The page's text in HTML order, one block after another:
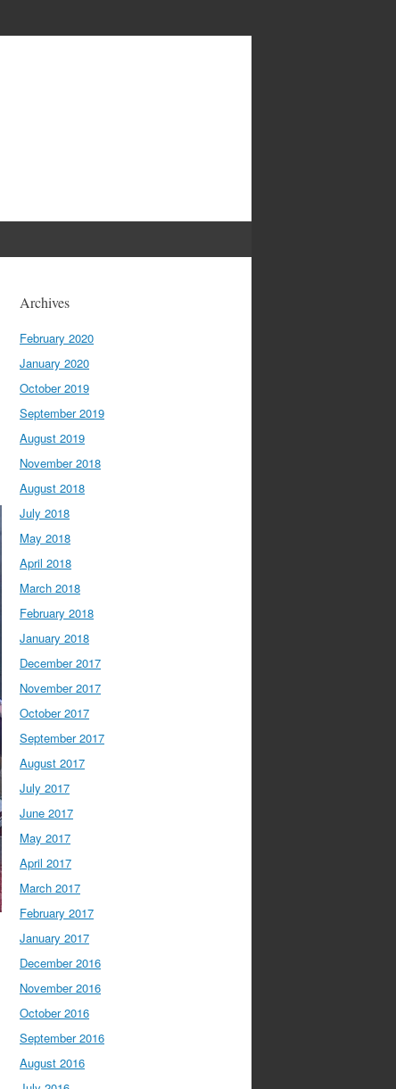
Archives
February 2020
January 2020
October 2019
September 2019
August 2019
November 2018
August 2018
July 2018
May 2018
April 2018
March 2018
February 2018
January 2018
December 2017
November 2017
October 2017
September 2017
August 2017
July 2017
June 2017
May 2017
April 2017
March 2017
February 2017
January 2017
December 2016
November 2016
October 2016
September 2016
August 2016